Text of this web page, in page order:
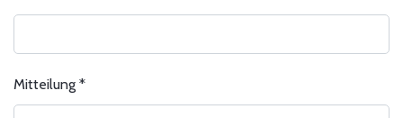
Mitteilung *